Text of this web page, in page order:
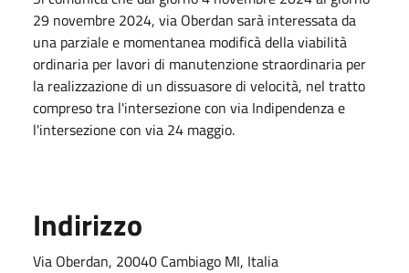
29 novembre 2024, via Oberdan sarà interessata da
una parziale e momentanea modificà della viabilità
ordinaria per lavori di manutenzione straordinaria per
la realizzazione di un dissuasore di velocità, nel tratto
compreso tra l'intersezione con via Indipendenza e
l'intersezione con via 24 maggio.
Indirizzo
Via Oberdan, 20040 Cambiago MI, Italia